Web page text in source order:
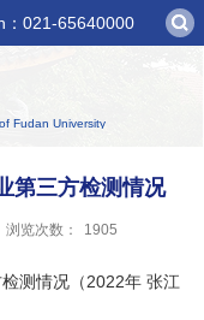
：021-65640000
第三方检测情况
浏览次数： 1905
测情况（2022年 张江